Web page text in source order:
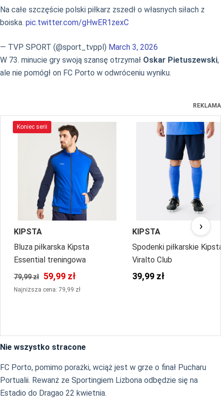
Na całe szczęście polski piłkarz zszedł o własnych siłach z
boiska. pic.twitter.com/gHwER1zexC
— TVP SPORT (@sport_tvppl) March 3, 2026
W 73. minucie gry swoją szansę otrzymał Oskar Pietuszewski,
ale nie pomógł on FC Porto w odwróceniu wyniku.
REKLAMA
Koniec serii
KIPSTA
Bluza piłkarska Kipsta
Essential treningowa
79,99 zł 59,99 zł
Najniższa cena: 79,99 zł
KIPSTA
Spodenki piłkarskie
Viralto Club
39,99 zł
›
Nie wszystko stracone
FC Porto, pomimo porażki, wciąż jest w grze o finał Pucharu
Portualii. Rewanż ze Sportingiem Lizbona odbędzie się na
Estadio do Dragao 22 kwietnia.